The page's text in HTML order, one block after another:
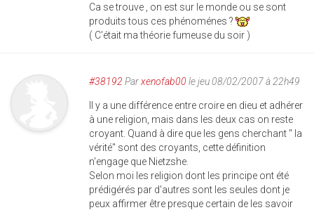
Ca se trouve , on est sur le monde ou se sont
produits tous ces phénoménes ?
( C'était ma théorie fumeuse du soir )
#38192 Parxenofab00 le jeu 08/02/2007 à 22h49
Il y a une différence entre croire en dieu et adhérer
à une religion, mais dans les deux cas on reste
croyant. Quand à dire que les gens cherchant " la
vérité" sont des croyants, cette définition
n'engage que Nietzshe.
Selon moi les religion dont les principe ont été
prédigérés par d'autres sont les seules dont je
peux affirmer être presque certain de les savoir